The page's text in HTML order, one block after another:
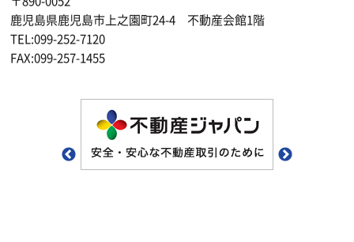
鹿児島県鹿児島市上之園町24-4 不動産会館1階
TEL:099-252-7120
FAX:099-257-1455